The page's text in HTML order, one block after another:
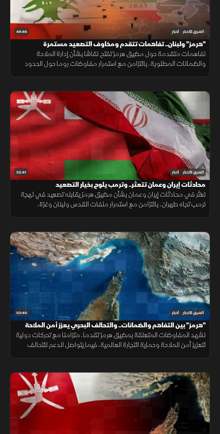
49:46 الشرق للأخبار أخبار
"هرمز" ولبنان.. تفاهمات تتقدم ومخاوف التصعيد مستمرة
تفاهمات متقدمة حول مضيق هرمز تفتح نقاشا بشأن إدارة الملاحة
والضمانات المطلوبة، بالتزامن مع استمرار مفاوضات روما حول الحدود
52:41 الشرق للأخبار أخبار
محادثات إيران وعمان تتعثر.. وترمب يلوح بخيار التصعيد
تعثر في محادثات إيران وعمان بشأن مضيق هرمز يقابله تصعيد في لهجة
ترمب تجاه طهران، بالتزامن مع استمرار ملفات القدس ولبنان وغزة،
50:40 الشرق للأخبار أخبار
"هرمز" بين التفاهم والضمانات.. والتحالف البحري يعزز أمن الملاحة
تشهد المفاوضات المتعلقة بمضيق هرمز تقدما، متزامنا مع تحركات دولية
لتعزيز أمن الملاحة وحماية التجارة العالمية، فيما يتواصل الدعم للتحالف